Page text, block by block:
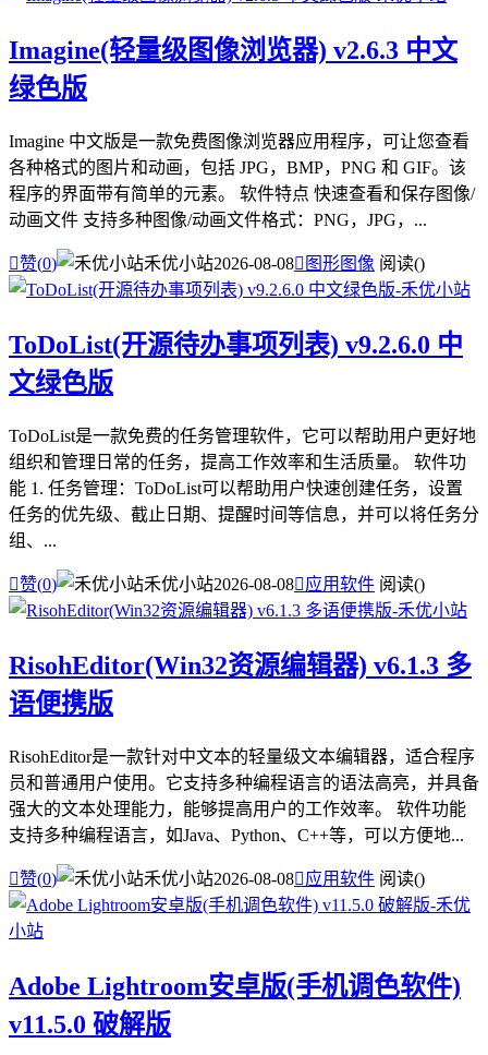
Imagine(轻量级图像浏览器) v2.6.3 中文
绿色版
Imagine 中文版是一款免费图像浏览器应用程序，可让您查看
各种格式的图片和动画，包括 JPG，BMP，PNG 和 GIF。该
程序的界面带有简单的元素。 软件特点 快速查看和保存图像/
动画文件 支持多种图像/动画文件格式：PNG，JPG，...
赞(0) 禾优小站2026-08-08 图形图像 阅读()
ToDoList(开源待办事项列表) v9.2.6.0 中
文绿色版
ToDoList是一款免费的任务管理软件，它可以帮助用户更好地
组织和管理日常的任务，提高工作效率和生活质量。 软件功
能 1. 任务管理：ToDoList可以帮助用户快速创建任务，设置
任务的优先级、截止日期、提醒时间等信息，并可以将任务分
组、...
赞(0) 禾优小站2026-08-08应用软件 阅读()
RisohEditor(Win32资源编辑器) v6.1.3 多
语便携版
RisohEditor是一款针对中文本的轻量级文本编辑器，适合程序
员和普通用户使用。它支持多种编程语言的语法高亮，并具备
强大的文本处理能力，能够提高用户的工作效率。 软件功能
支持多种编程语言，如Java、Python、C++等，可以方便地...
赞(0) 禾优小站2026-08-08应用软件 阅读()
Adobe Lightroom安卓版(手机调色软件)
v11.5.0 破解版